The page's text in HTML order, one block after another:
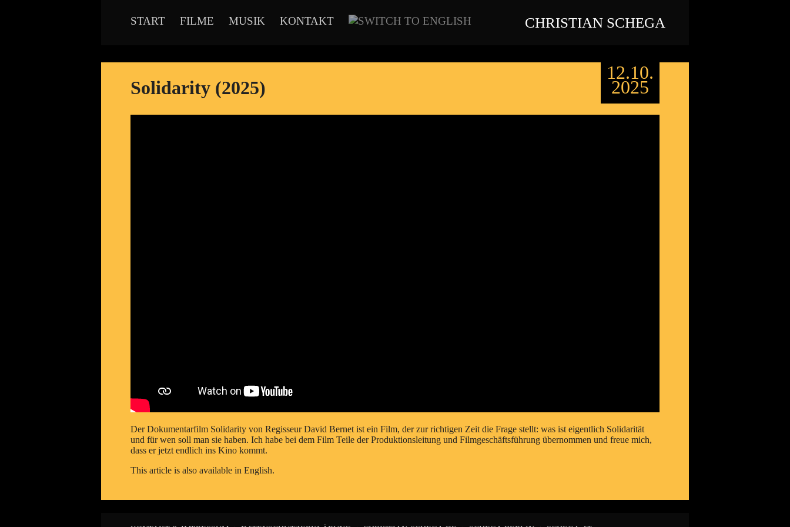
START FILME MUSIK KONTAKT CHRISTIAN SCHEGA
12.10.
2025
Solidarity (2025)
Der Dokumentarfilm Solidarity von Regisseur David Bernet ist ein Film, der zur richtigen Zeit die Frage stellt: was ist eigentlich Solidarität
und für wen soll man sie haben. Ich habe bei dem Film Teile der Produktionsleitung und Filmgeschäftsführung übernommen und freue mich,
dass er jetzt endlich ins Kino kommt.
This article is also available in English.